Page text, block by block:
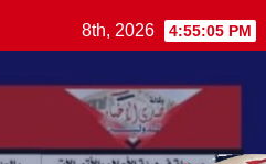
4:55:06 PM